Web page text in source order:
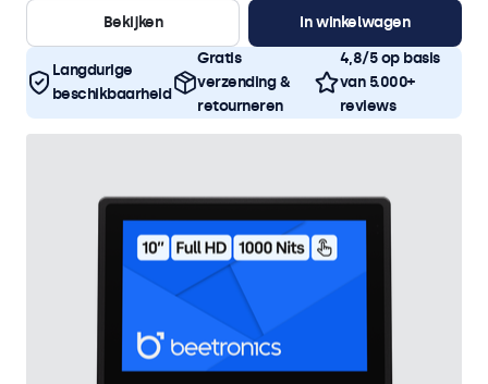
Bekijken
In winkelwagen
Langdurige
beschikbaarheid
Gratis
verzending &
retourneren
4,8/5 op basis
van 5.000+
reviews